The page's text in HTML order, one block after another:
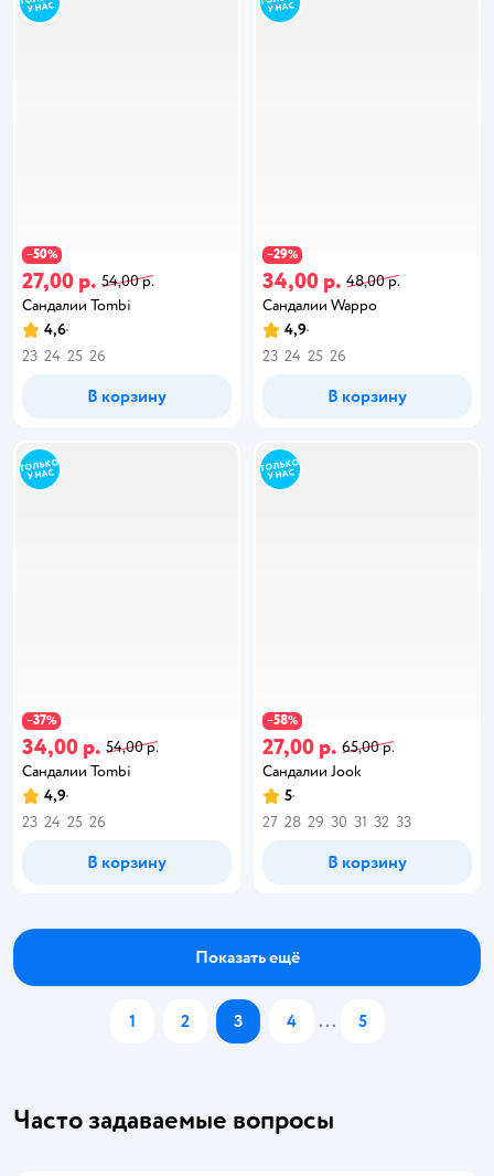
−50%
27,00 р. 54,00 р.
Сандалии Tombi
4,6
23 24 25 26
В корзину
−29%
34,00 р. 48,00 р.
Сандалии Wappo
4,9
23 24 25 26
В корзину
−37%
34,00 р. 54,00 р.
Сандалии Tombi
4,9
23 24 25 26
В корзину
−58%
27,00 р. 65,00 р.
Сандалии Jook
5
27 28 29 30 31 32 33
В корзину
Показать ещё
1 2 3 4 ... 5
Часто задаваемые вопросы